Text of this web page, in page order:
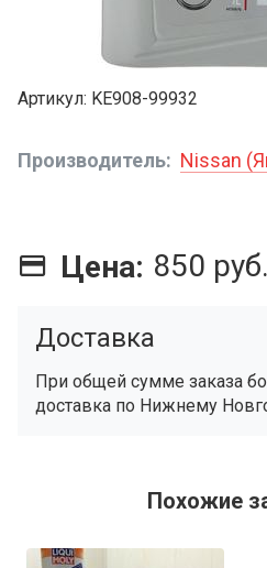
Артикул KE908-99932
Производитель Nissan
Цена: 850 руб.
Доставка
При общей сумме заказа
доставка по Нижнему
Похожие